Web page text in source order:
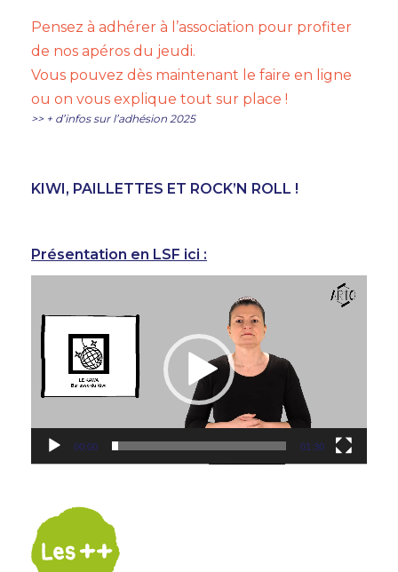
Pensez à adhérer à l’association pour profiter
de nos apéros du jeudi.
Vous pouvez dès maintenant le faire en ligne
ou on vous explique tout sur place !
>> + d’infos sur l’adhésion 2025
KIWI, PAILLETTES ET ROCK’N ROLL !
Présentation en LSF ici :
00:00 01:30